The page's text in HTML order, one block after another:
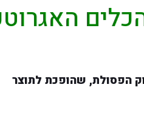
הפסולת, שהופכת לתוצר